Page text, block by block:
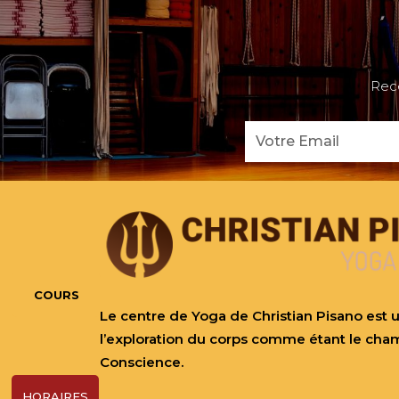
COURS
Le centre de Yoga de Christian Pisano est
l’exploration du corps comme étant le
Conscience.